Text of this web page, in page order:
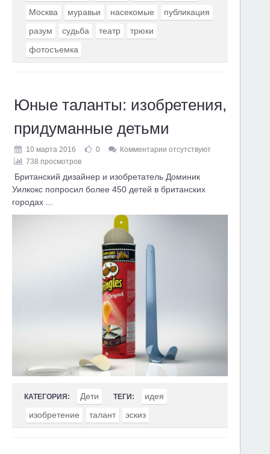
Москва
муравьи насекомые
публикация
разум
судьба театр
трюки
фотосъемка
Юные таланты: изобретения,
придуманные детьми
10 марта 2016 0
Комментарии отсутствуют
738 просмотров
Британский дизайнер и изобретатель Доминик
Уилкокс попросил более 450 детей в британских
городах ...
КАТЕГОРИЯ: Дети ТЕГИ:
идея
изобретение
талант эскиз